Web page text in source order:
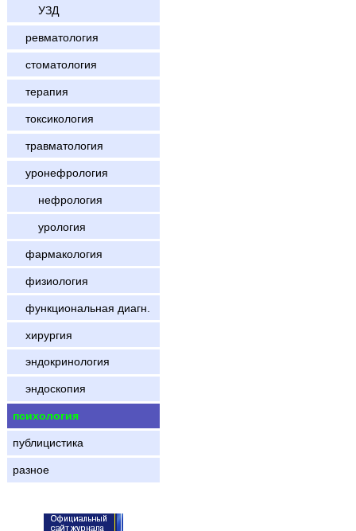
УЗД
ревматология
стоматология
терапия
токсикология
травматология
уронефрология
нефрология
урология
фармакология
физиология
функциональная диагн.
хирургия
эндокринология
эндоскопия
психология
публицистика
разное